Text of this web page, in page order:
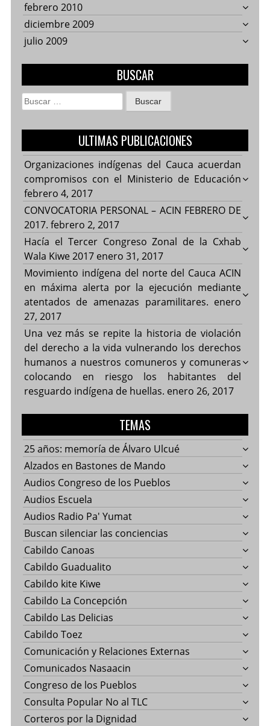
febrero 2010
diciembre 2009
julio 2009
BUSCAR
Buscar:
ULTIMAS PUBLICACIONES
Organizaciones indígenas del Cauca acuerdan
compromisos con el Ministerio de Educación
febrero 4, 2017
CONVOCATORIA PERSONAL – ACIN FEBRERO DE
2017. febrero 2, 2017
Hacía el Tercer Congreso Zonal de la Cxhab
Wala Kiwe 2017 enero 31, 2017
Movimiento indígena del norte del Cauca ACIN
en máxima alerta por la ejecución mediante
atentados de amenazas paramilitares. enero
27, 2017
Una vez más se repite la historia de violación
del derecho a la vida vulnerando los derechos
humanos a nuestros comuneros y comuneras
colocando en riesgo los habitantes del
resguardo indígena de huellas. enero 26, 2017
TEMAS
25 años: memoría de Álvaro Ulcué
Alzados en Bastones de Mando
Audios Congreso de los Pueblos
Audios Escuela
Audios Radio Pa' Yumat
Buscan silenciar las conciencias
Cabildo Canoas
Cabildo Guadualito
Cabildo kite Kiwe
Cabildo La Concepción
Cabildo Las Delicias
Cabildo Toez
Comunicación y Relaciones Externas
Comunicados Nasaacin
Congreso de los Pueblos
Consulta Popular No al TLC
Corteros por la Dignidad